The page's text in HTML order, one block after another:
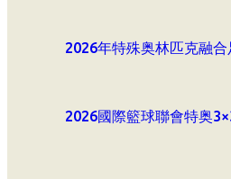
2026年特殊奥林匹克融
2026國際籃球聯會特奥